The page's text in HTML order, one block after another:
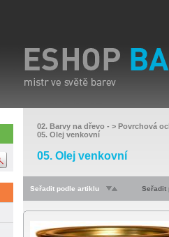
02. Barvy na dřevo - > Povrchová
05. Olej venkovní
05. Olej venkovní
Seřadit podle artiklu Seřadit